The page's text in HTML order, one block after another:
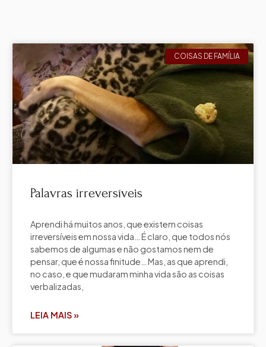
COISAS DE FAMÍLIA
Palavras irreversíveis
Aprendi há muitos anos, que existem coisas
irreversíveis em nossa vida… É claro, que todos nós
sabemos de algumas e não gostamos nem de
pensar, que é nossa finitude… Mas, as que aprendi,
no caso, e que mudaram minha vida são as coisas
verbalizadas,
LEIA MAIS »